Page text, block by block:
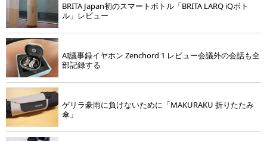
BRITA Japan初のスマートボトル「BRITA LARQ iQボト
ル」レビュー
AI議事録イヤホン Zenchord 1 レビュー会議外の会話も全
部記録する
ゲリラ豪雨に負けないために「MAKURAKU 折りたたみ
傘」